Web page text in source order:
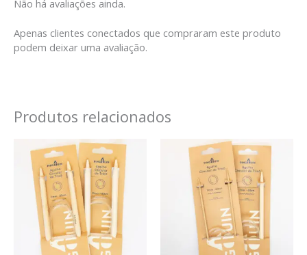
Não há avaliações ainda.
Apenas clientes conectados que compraram este produto
podem deixar uma avaliação.
Produtos relacionados
Faixa
de
preço:
R$ 12,00
através
R$ 12,50
Faixa
de
R$ 7,50
através